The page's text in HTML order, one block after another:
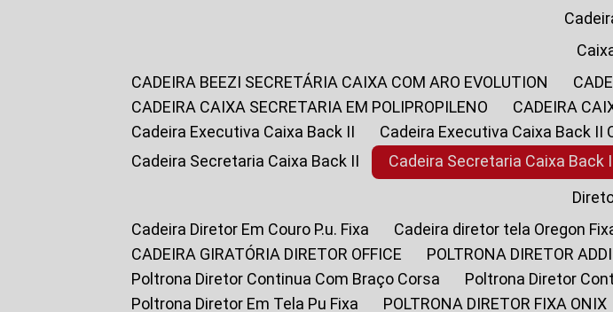
CADEIRA BEEZI SECRETÁRIA CAIXA COM ARO EVOLUTION
CADEIRA CAIXA SECRETARIA EM POLIPROPILENO
CADEIRA
Cadeira Executiva Caixa Back II
Cadeira Executiva Caixa Back II
Cadeira Secretaria Caixa Back II
Cadeira Secretaria Caixa Back
Cadeira Diretor Em Couro P.u. Fixa
Cadeira diretor tela Oregon
CADEIRA GIRATÓRIA DIRETOR OFFICE
POLTRONA DIRETOR
Poltrona Diretor Continua Com Braço Corsa
Poltrona Diretor
Poltrona Diretor Em Tela Pu Fixa
POLTRONA DIRETOR FIXA ONIX